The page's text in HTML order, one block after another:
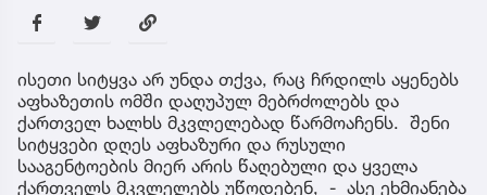
ისეთი სიტყვა არ უნდა თქვა, რაც ჩრდილს აყენებს
აფხაზეთის ომში დაღუპულ მებრძოლებს და
ქართველ ხალხს მკვლელებად წარმოაჩენს. შენი
სიტყვები დღეს აფხაზური და რუსული
სააგენტოების მიერ არის წაღებული და ყველა
ქართველს მკვლელებს უწოდებენ, - ასე ეხმიანება